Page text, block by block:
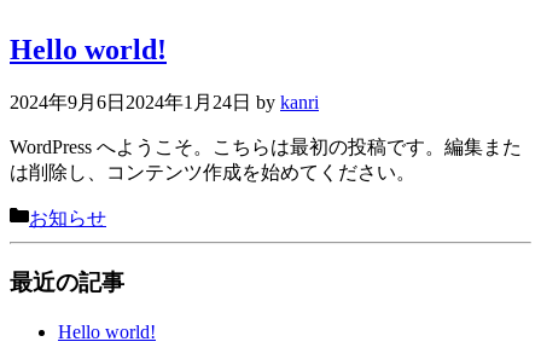
Hello world!
2024年9月6日 2024年1月24日 by kanri
WordPress へようこそ。こちらは最初の投稿です。編集また
は削除し、コンテンツ作成を始めてください。
Categories
お知らせ
最近の記事
Hello world!